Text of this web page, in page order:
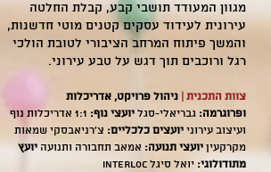
מגוון המעודד תושבי קבע, קבלת החלטה
עירונית לעידוד עסקים קטנים מוטי חדשנות,
והמשך פיתוח המרחב הציבורי לטובת הולכי
רגל ורוכבים תוך דגש על טבע עירוני.
צוות התכנית | ניהול פרויקט, אדריכלות
ופרוגרמה: גבריאלי-סגל יועצי נוף:
1:1 אדריכלות נוף
ועיצוב עירוני יועצים כלכליים: צ'רניאבסקי שמאות
מקרקעין יועצי תנועה: אמאב תחבורה ותנועה יועץ
מתודולוגי: יואל סיגל INTERLOC